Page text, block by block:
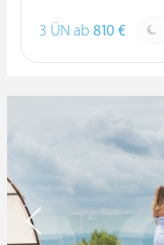
3 ÜN ab 810 €